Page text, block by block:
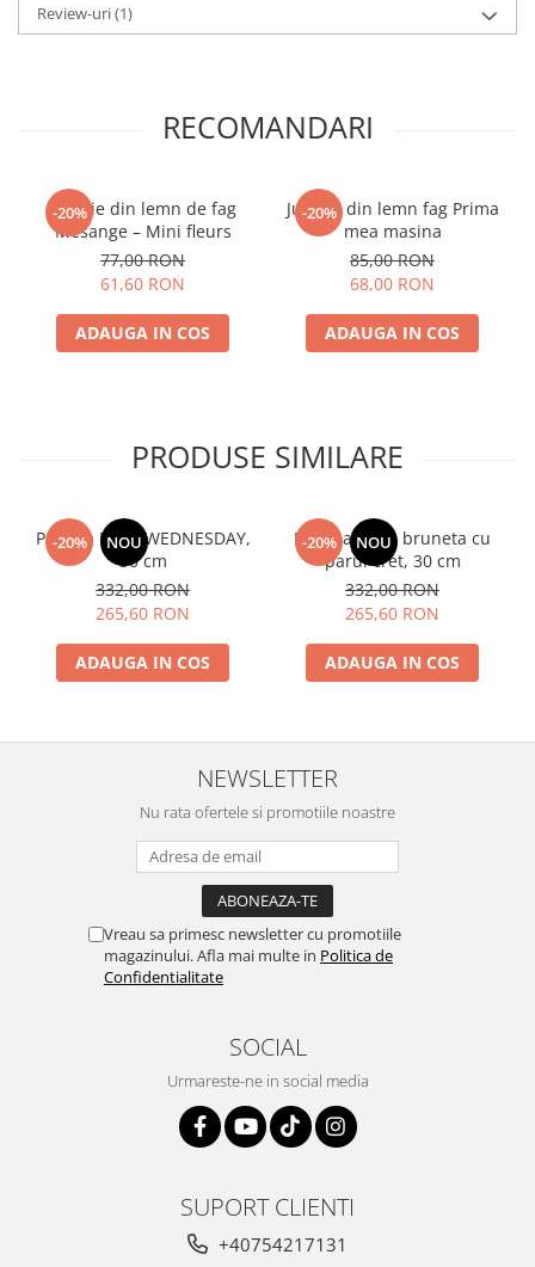
Review-uri(1)
RECOMANDARI
-20%
Jucarie din lemn de fag
Mésange – Mini fleurs
77,00 RON
61,60 RON
ADAUGA IN COS
-20%
Jucarie din lemn fag Prima
mea masina
85,00 RON
68,00 RON
ADAUGA IN COS
PRODUSE SIMILARE
-20% NOU
Papusa Mia - WEDNESDAY,
30 cm
332,00 RON
265,60 RON
ADAUGA IN COS
-20% NOU
Papusa Mia - bruneta cu
parul cret, 30 cm
332,00 RON
265,60 RON
ADAUGA IN COS
NEWSLETTER
Nu rata ofertele si promotiile noastre
Vreau sa primesc newsletter cu promotiile
magazinului. Afla mai multe in Politica de
Confidentialitate
SOCIAL
Urmareste-ne in social media
SUPORT CLIENTI
+40754217131